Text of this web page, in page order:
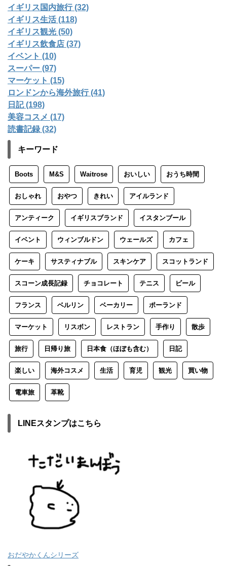
イギリス国内旅行 (32)
イギリス生活 (118)
イギリス観光 (50)
イギリス飲食店 (37)
イベント (10)
スーパー (97)
マーケット (15)
ロンドンから海外旅行 (41)
日記 (198)
美容コスメ (17)
読書記録 (32)
キーワード
Boots M&S Waitrose おいしい おうち時間
おしゃれ おやつ きれい アイルランド
アンティーク イギリスブランド イスタンブール
イベント ウィンブルドン ウェールズ カフェ
ケーキ サスティナブル スキンケア スコットランド
スコーン成長記録 チョコレート テニス ビール
フランス ベルリン ベーカリー ポーランド
マーケット リスボン レストラン 手作り 散歩
旅行 日帰り旅 日本食（ほぼも含む） 日記
楽しい 海外コスメ 生活 育児 観光 買い物
電車旅 革靴
LINEスタンプはこちら
おだやかくんシリーズ